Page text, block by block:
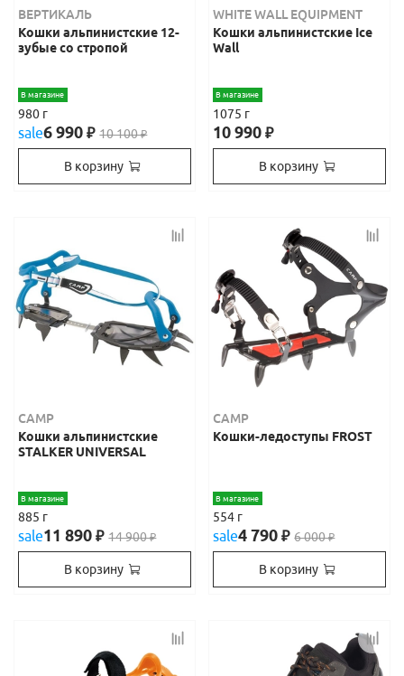
ВЕРТИКАЛЬ
Кошки альпинистские 12-
зубые со стропой
В магазине
980 г
sale6 990₽ 10 100₽
В корзину
WHITE WALL EQUIPMENT
Кошки альпинистские Ice
Wall
В магазине
1075 г
10 990₽
В корзину
CAMP
Кошки альпинистские
STALKER UNIVERSAL
В магазине
885 г
sale11 890₽ 14 900₽
В корзину
CAMP
Кошки-ледоступы FROST
В магазине
554 г
sale4 790₽ 6 000₽
В корзину